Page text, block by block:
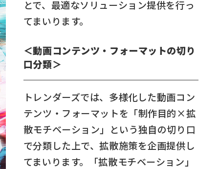
とで、最適なソリューション提供を行っ
てまいります。
＜動画コンテンツ・フォーマットの切り
口分類＞
トレンダーズでは、多様化した動画コン
テンツ・フォーマットを「制作目的×拡
散モチベーション」という独自の切り口
で分類した上で、拡散施策を企画提供し
てまいります。「拡散モチベーション」